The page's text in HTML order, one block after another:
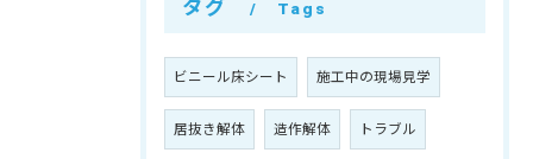
タグ Tags
ビニール床シート 施工中の現場見学
居抜き解体 造作解体 トラブル